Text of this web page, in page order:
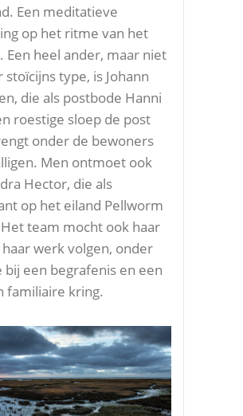
Een meditatieve
op het ritme van het
Een heel ander, maar niet
stoïcijns type, is Johann
die als postbode Hanni
roestige sloep de post
onder de bewoners
Men ontmoet ook
Hector, die als
op het eiland Pellworm
team mocht ook haar
werk volgen, onder
bij een begrafenis en een
familiaire kring.